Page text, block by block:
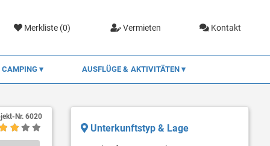
Merkliste (0) Vermieten Kontakt
CAMPING AUSFLÜGE & AKTIVITÄTEN
Nr. 6020
Unterkunftstyp & Lage